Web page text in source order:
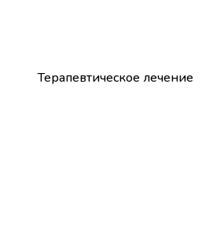
Терапевтическое лечение